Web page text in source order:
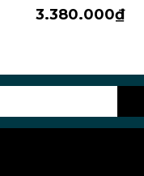
3.380.000₫